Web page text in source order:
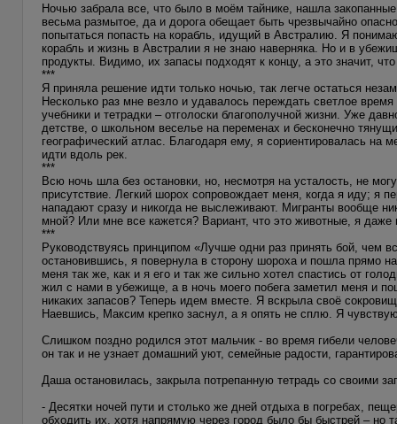
Ночью забрала все, что было в моём тайнике, нашла
весьма размытое, да и дорога обещает быть чрезвычайно
попытаться попасть на корабль, идущий в Австралию. Я
корабль и жизнь в Австралии я не знаю наверняка. Но и в
продукты. Видимо, их запасы подходят к концу, а это значит,
***
Я приняла решение идти только ночью, так легче остаться
Несколько раз мне везло и удавалось переждать светлое
учебники и тетрадки – отголоски благополучной жизни. Уже
детстве, о школьном веселье на переменах и бесконечно
географический атлас. Благодаря ему, я сориентировалась на
идти вдоль рек.
***
Всю ночь шла без остановки, но, несмотря на усталость, не
присутствие. Легкий шорох сопровождает меня, когда я иду; я
нападают сразу и никогда не выслеживают. Мигранты вообще
мной? Или мне все кажется? Вариант, что это животные, я
***
Руководствуясь принципом «Лучше одни раз принять бой, чем
остановившись, я повернула в сторону шороха и пошла прямо
меня так же, как и я его и так же сильно хотел спастись от
жил с нами в убежище, а в ночь моего побега заметил меня и
никаких запасов? Теперь идем вместе. Я вскрыла своё
Наевшись, Максим крепко заснул, а я опять не сплю. Я
Слишком поздно родился этот мальчик - во время гибели
он так и не узнает домашний уют, семейные радости,
Даша остановилась, закрыла потрепанную тетрадь со своими
- Десятки ночей пути и столько же дней отдыха в погребах,
обходить их, хотя напрямую через город было бы быстрей –